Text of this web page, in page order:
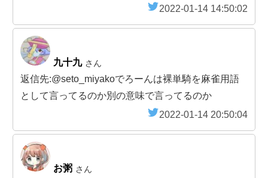
2022-01-14 14:50:02
九十九 さん
返信先:@seto_miyakoでろーんは裸単騎を麻雀用語
として言ってるのか別の意味で言ってるのか
2022-01-14 20:50:04
お粥 さん